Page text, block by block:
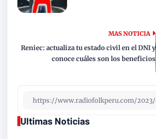
MAS NOTICIA
Reniec: actualiza tu estado civil en el DNI y
conoce cuáles son los beneficios
Ultimas Noticias